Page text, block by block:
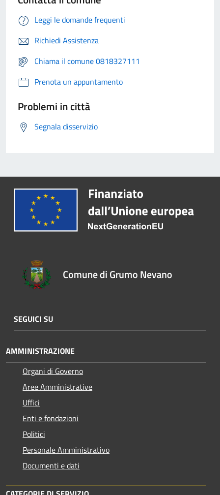
Leggi le domande frequenti
Richiedi Assistenza
Chiama il comune 0818327111
Prenota un appuntamento
Problemi in città
Segnala disservizio
Comune di Grumo Nevano
SEGUICI SU
AMMINISTRAZIONE
Organi di Governo
Aree Amministrative
Uffici
Enti e fondazioni
Politici
Personale Amministrativo
Documenti e dati